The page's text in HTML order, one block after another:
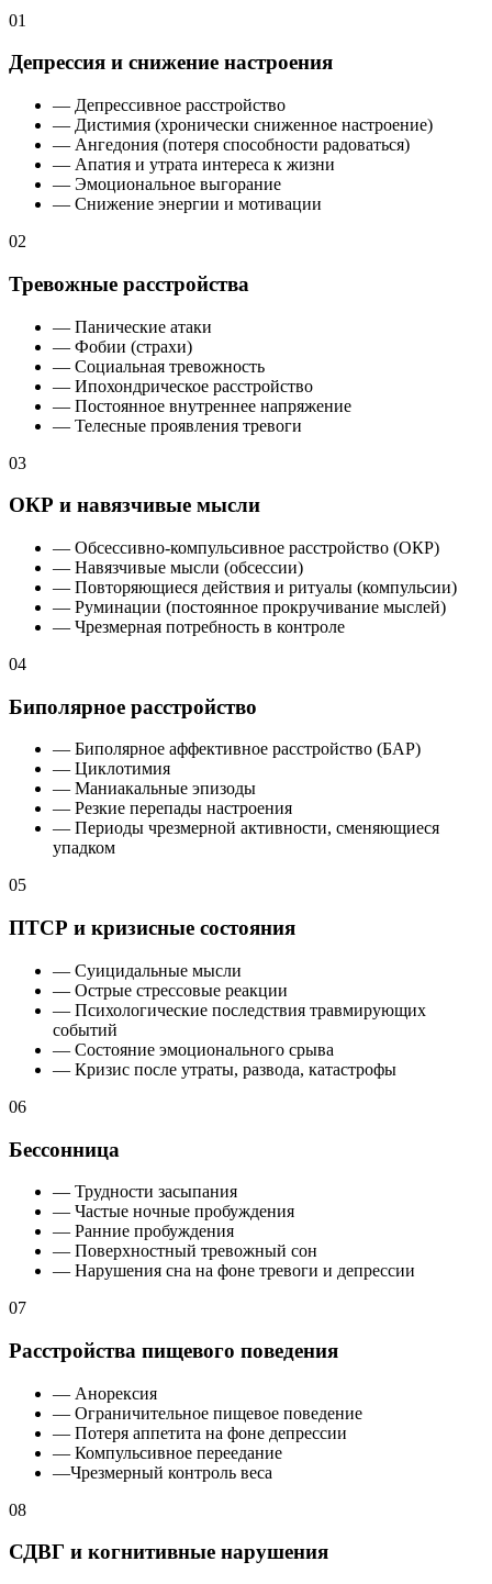
01
Депрессия и снижение настроения
— Депрессивное расстройство
— Дистимия (хронически сниженное настроение)
— Ангедония (потеря способности радоваться)
— Апатия и утрата интереса к жизни
— Эмоциональное выгорание
— Снижение энергии и мотивации
02
Тревожные расстройства
— Панические атаки
— Фобии (страхи)
— Социальная тревожность
— Ипохондрическое расстройство
— Постоянное внутреннее напряжение
— Телесные проявления тревоги
03
ОКР и навязчивые мысли
— Обсессивно-компульсивное расстройство (ОКР)
— Навязчивые мысли (обсессии)
— Повторяющиеся действия и ритуалы (компульсии)
— Руминации (постоянное прокручивание мыслей)
— Чрезмерная потребность в контроле
04
Биполярное расстройство
— Биполярное аффективное расстройство (БАР)
— Циклотимия
— Маниакальные эпизоды
— Резкие перепады настроения
— Периоды чрезмерной активности, сменяющиеся
упадком
05
ПТСР и кризисные состояния
— Суицидальные мысли
— Острые стрессовые реакции
— Психологические последствия травмирующих
событий
— Состояние эмоционального срыва
— Кризис после утраты, развода, катастрофы
06
Бессонница
— Трудности засыпания
— Частые ночные пробуждения
— Ранние пробуждения
— Поверхностный тревожный сон
— Нарушения сна на фоне тревоги и депрессии
07
Расстройства пищевого поведения
— Анорексия
— Ограничительное пищевое поведение
— Потеря аппетита на фоне депрессии
— Компульсивное переедание
—Чрезмерный контроль веса
08
СДВГ и когнитивные нарушения